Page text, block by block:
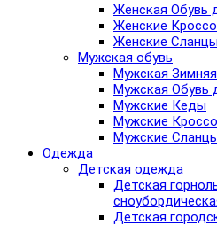
Женская Обувь
Женские
Женские
Мужская обувь
Мужская
Мужская Обувь
Мужские Кеды
Мужские
Мужские
Одежда
Детская одежда
Детская
Детская